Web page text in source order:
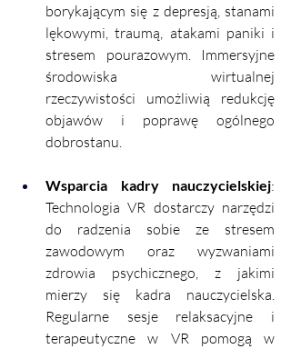
borykającym się z depresją, stanami
lękowymi, traumą, atakami paniki i
stresem pourazowym. Immersyjne
środowiska wirtualnej
rzeczywistości umożliwią redukcję
objawów i poprawę ogólnego
dobrostanu.
Wsparcia kadry nauczycielskiej:
Technologia VR dostarczy narzędzi
do radzenia sobie ze stresem
zawodowym oraz wyzwaniami
zdrowia psychicznego, z jakimi
mierzy się kadra nauczycielska.
Regularne sesje relaksacyjne i
terapeutyczne w VR pomogą w